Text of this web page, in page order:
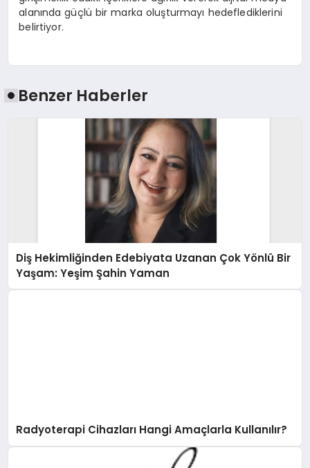
alanında güçlü bir marka oluşturmayı hedeflediklerini
belirtiyor.
Benzer Haberler
Diş Hekimliğinden Edebiyata Uzanan Çok Yönlü Bir
Yaşam: Yeşim Şahin Yaman
Radyoterapi Cihazları Hangi Amaçlarla Kullanılır?